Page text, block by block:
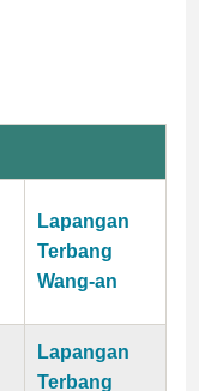
Lapangan
Terbang
Wang-an
Lapangan
Terbang